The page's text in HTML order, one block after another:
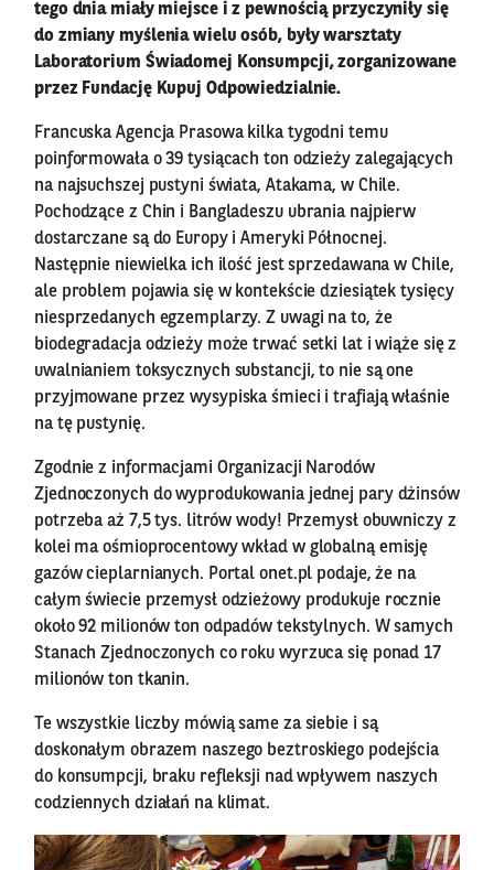
tego dnia miały miejsce i z pewnością przyczyniły się
do zmiany myślenia wielu osób, były warsztaty
Laboratorium Świadomej Konsumpcji, zorganizowane
przez Fundację Kupuj Odpowiedzialnie.
Francuska Agencja Prasowa kilka tygodni temu
poinformowała o 39 tysiącach ton odzieży zalegających
na najsuchszej pustyni świata, Atakama, w Chile.
Pochodzące z Chin i Bangladeszu ubrania najpierw
dostarczane są do Europy i Ameryki Północnej.
Następnie niewielka ich ilość jest sprzedawana w Chile,
ale problem pojawia się w kontekście dziesiątek tysięcy
niesprzedanych egzemplarzy. Z uwagi na to, że
biodegradacja odzieży może trwać setki lat i wiąże się z
uwalnianiem toksycznych substancji, to nie są one
przyjmowane przez wysypiska śmieci i trafiają właśnie
na tę pustynię.
Zgodnie z informacjami Organizacji Narodów
Zjednoczonych do wyprodukowania jednej pary dżinsów
potrzeba aż 7,5 tys. litrów wody! Przemysł obuwniczy z
kolei ma ośmioprocentowy wkład w globalną emisję
gazów cieplarnianych. Portal onet.pl podaje, że na
całym świecie przemysł odzieżowy produkuje rocznie
około 92 milionów ton odpadów tekstylnych. W samych
Stanach Zjednoczonych co roku wyrzuca się ponad 17
milionów ton tkanin.
Te wszystkie liczby mówią same za siebie i są
doskonałym obrazem naszego beztroskiego podejścia
do konsumpcji, braku refleksji nad wpływem naszych
codziennych działań na klimat.